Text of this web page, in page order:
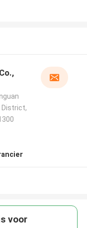
District,
voor